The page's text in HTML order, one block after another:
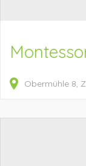
Obermühle 8